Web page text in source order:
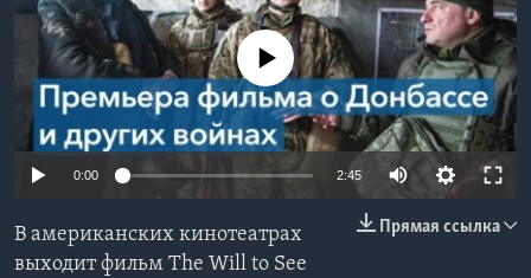
Learning English
СОЦИАЛЬНЫЕ СЕТИ
No media source currently available
0:00 2:45
Прямая ссылка
В американских кинотеатрах
выходит фильм The Will to See